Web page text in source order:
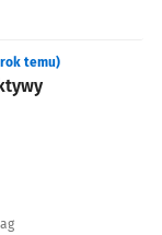
rok temu)